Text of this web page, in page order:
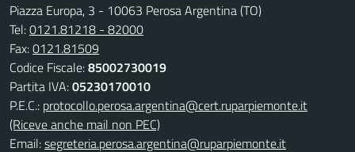
Piazza Europa, 3 - 10063 Perosa Argentina (TO)
Tel:0121.81218 - 82000
Fax:0121.81509
Codice Fiscale:85002730019
Partita IVA:05230170010
P.E.C.: protocollo.perosa.argentina@cert.ruparpiemonte.it
(Riceve anche mail non PEC)
Email:segreteria.perosa.argentina@ruparpiemonte.it